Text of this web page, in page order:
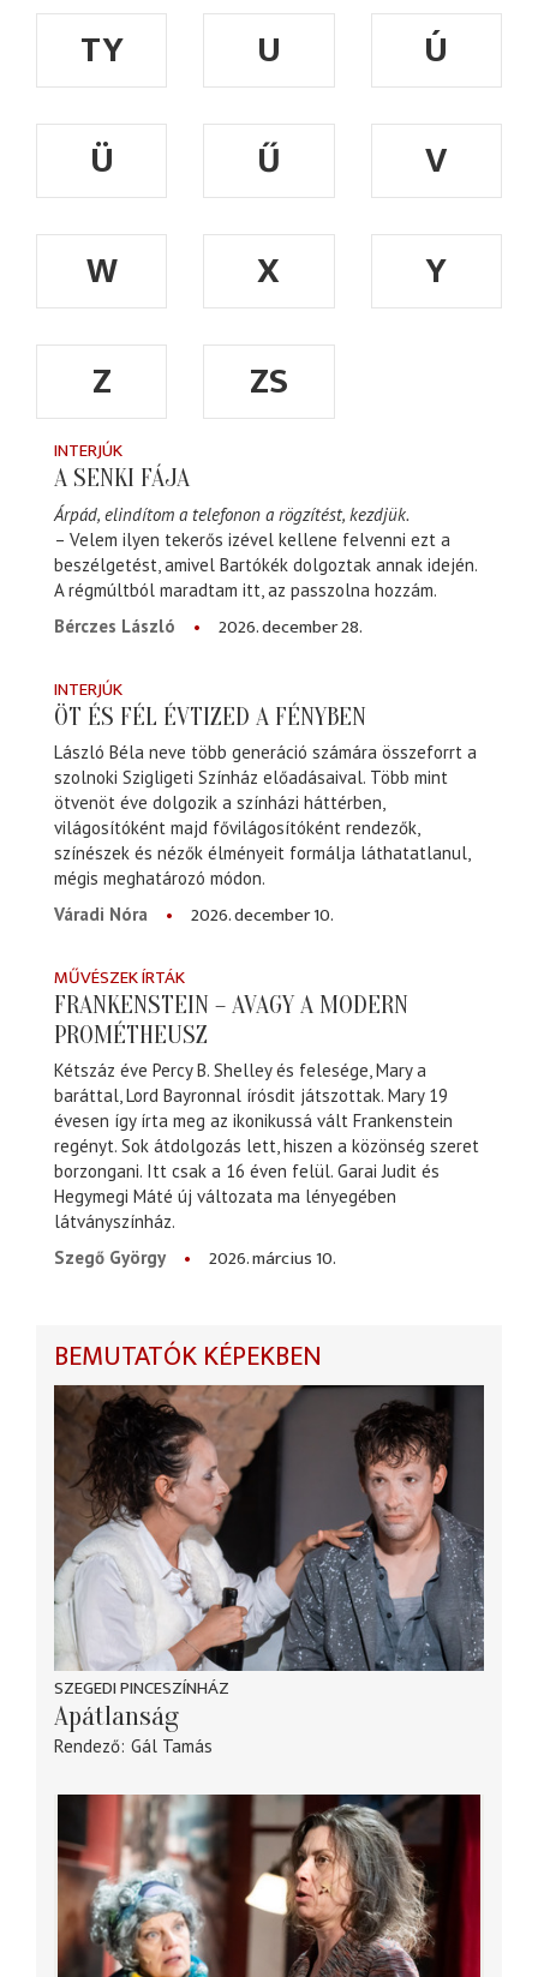
TY U
Ú
Ü
Ű
V
W
X
Y
Z
ZS
INTERJÚK
A SENKI FÁJA
Árpád, elindítom a telefonon a rögzítést, kezdjük.
– Velem ilyen tekerős izével kellene felvenni ezt a
beszélgetést, amivel Bartókék dolgoztak annak idején.
A régmúltból maradtam itt, az passzolna hozzám.
Bérczes László
2026. december 28.
INTERJÚK
ÖT ÉS FÉL ÉVTIZED A FÉNYBEN
László Béla neve több generáció számára összeforrt a
szolnoki Szigligeti Színház előadásaival. Több mint
ötvenöt éve dolgozik a színházi háttérben,
világosítóként majd fővilágosítóként rendezők,
színészek és nézők élményeit formálja láthatatlanul,
mégis meghatározó módon.
Váradi Nóra
2026. december 10.
MŰVÉSZEK ÍRTÁK
FRANKENSTEIN – AVAGY A MODERN
PROMÉTHEUSZ
Kétszáz éve Percy B. Shelley és felesége, Mary a
baráttal, Lord Bayronnal írósdit játszottak. Mary 19
évesen így írta meg az ikonikussá vált Frankenstein
regényt. Sok átdolgozás lett, hiszen a közönség szeret
borzongani. Itt csak a 16 éven felül. Garai Judit és
Hegymegi Máté új változata ma lényegében
látványszínház.
Szegő György
2026. március 10.
BEMUTATÓK KÉPEKBEN
SZEGEDI PINCESZÍNHÁZ
Apátlanság
Rendező Gál Tamás